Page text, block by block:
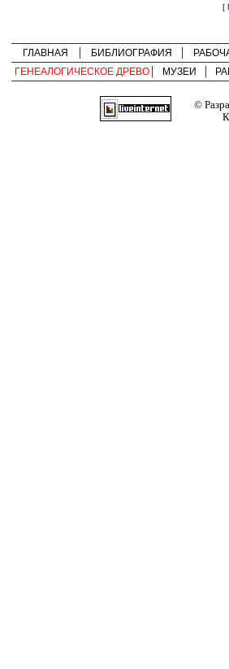
[
ГЛАВНАЯ БИБЛИОГРАФИЯ
ГЕНЕАЛОГИЧЕСКОЕ ДРЕВО
МУЗЕИ
©